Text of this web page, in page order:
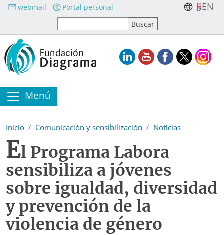
Pasar al contenido principal
webmail Portal personal EN
Menú
Inicio Comunicación y sensibilización Noticias
El Programa Labora
sensibiliza a jóvenes
sobre igualdad, diversidad
y prevención de la
violencia de género